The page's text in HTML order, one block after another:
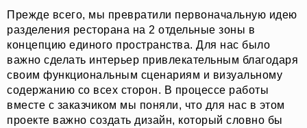
Прежде всего, мы превратили первоначальную идею
разделения ресторана на 2 отдельные зоны в
концепцию единого пространства. Для нас было
важно сделать интерьер привлекательным благодаря
своим функциональным сценариям и визуальному
содержанию со всех сторон. В процессе работы
вместе с заказчиком мы поняли, что для нас в этом
проекте важно создать дизайн, который словно бы